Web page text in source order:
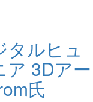
タルヒュ
ア 3Dアー
氏